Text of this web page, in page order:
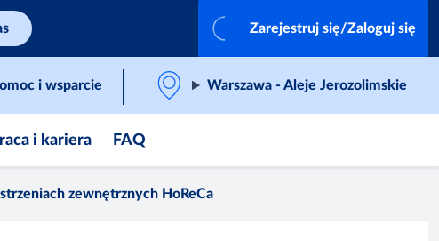
Zarejestruj się/Zaloguj się
i wsparcie Warszawa - Aleje Jerozolimskie
i kariera FAQ
zewnętrznych HoReCa